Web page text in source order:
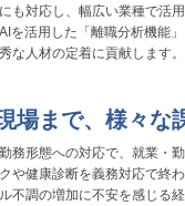
も対応し、幅広い業種で活用
を活用した「離職分析機能
な人材の定着に貢献します。
場まで、様々な
務形態への対応で、就業・
や健康診断を義務対応で終
不調の増加に不安を感じる